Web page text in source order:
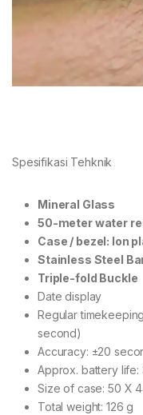
Spesifikasi Tehknik
Mineral Glass
50-meter water
Case / bezel: Ion
Stainless Steel
Triple-fold Buckle
Date display
Regular
second)
Accuracy: ±20
Approx. battery life:
Size of case: 50 X
Total weight: 126 g